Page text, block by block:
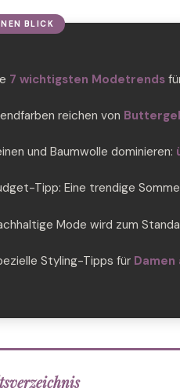
7 wichtigsten Modetrends
reichen von
und Baumwolle dominieren:
Tipp: Eine trendige
Mode wird zum
Styling-Tipps für